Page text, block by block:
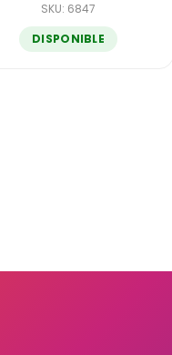
SKU: 6847
DISPONIBLE